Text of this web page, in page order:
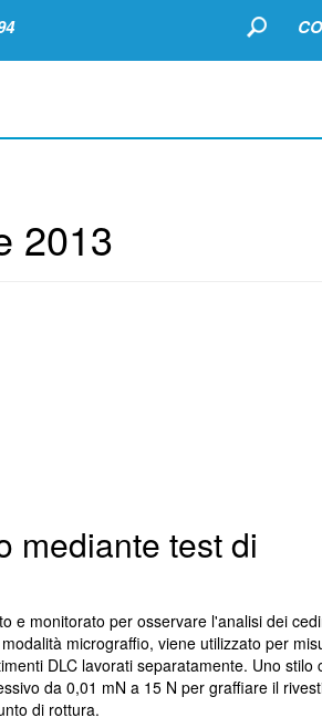
2013
mediante test di
e monitorato per osservare l'analisi dei
micrograffio, viene utilizzato per
DLC lavorati separatamente. Uno stilo
da 0,01 mN a 15 N per graffiare il
di rottura.